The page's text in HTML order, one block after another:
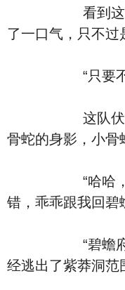
看到这个化
了一口气，只不过
“只要不是混
这队伏击而
骨蛇的身影，小骨
“哈哈，果然
错，乖乖跟我回碧
“碧蟾府。”
经逃出了紫莽洞范